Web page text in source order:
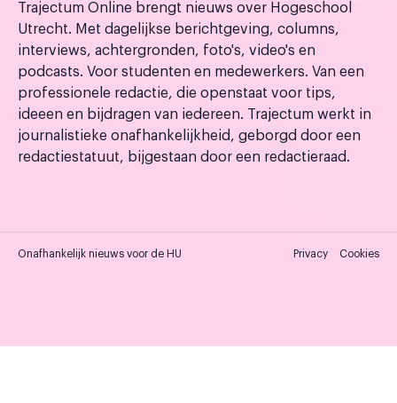
Trajectum Online brengt nieuws over Hogeschool
Utrecht. Met dagelijkse berichtgeving, columns,
interviews, achtergronden, foto's, video's en
podcasts. Voor studenten en medewerkers. Van een
professionele redactie, die openstaat voor tips,
ideeen en bijdragen van iedereen. Trajectum werkt in
journalistieke onafhankelijkheid, geborgd door een
redactiestatuut, bijgestaan door een redactieraad.
Onafhankelijk nieuws voor de HU Privacy Cookies